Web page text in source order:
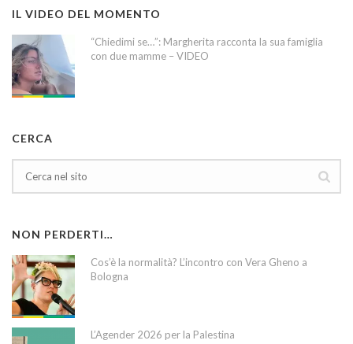
IL VIDEO DEL MOMENTO
“Chiedimi se…”: Margherita racconta la sua famiglia
con due mamme – VIDEO
CERCA
NON PERDERTI…
Cos’è la normalità? L’incontro con Vera Gheno a
Bologna
L’Agender 2026 per la Palestina